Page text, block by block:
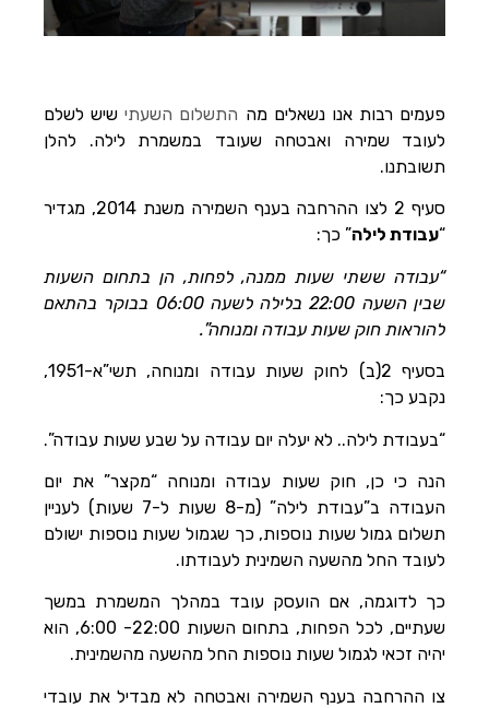
הוסף קו תחתון לקישורים
את
כל
האפשרויות
פעמים רבות אנו נשאלים מה התשלום השעתישיש לשלם
לעובד שמירה ואבטחה שעובד במשמרת לילה. להלן
תשובתנו.
סעיף 2 לצו ההרחבה בענף השמירה משנת 2014, מגדיר
“עבודת לילה” כך:
“עבודה ששתי שעות ממנה, לפחות, הן בתחום השעות
שבין השעה 22:00 בלילה לשעה 06:00 בבוקר בהתאם
להוראות חוק שעות עבודה ומנוחה”.
בסעיף 2(ב) לחוק שעות עבודה ומנוחה, תשי”א-1951,
נקבע כך:
“בעבודת לילה.. לא יעלה יום עבודה על שבע שעות עבודה”.
הנה כי כן, חוק שעות עבודה ומנוחה “מקצר” את יום
העבודה ב”עבודת לילה” (מ-8 שעות ל-7 שעות) לעניין
תשלום גמול שעות נוספות, כך שגמול שעות נוספות ישולם
לעובד החל מהשעה השמינית לעבודתו.
כך לדוגמה, אם הועסק עובד במהלך המשמרת במשך
שעתיים, לכל הפחות, בתחום השעות 22:00- 6:00, הוא
יהיה זכאי לגמול שעות נוספות החל מהשעה מהשמינית.
צו ההרחבה בענף השמירה ואבטחה לא מבדיל את עובדי